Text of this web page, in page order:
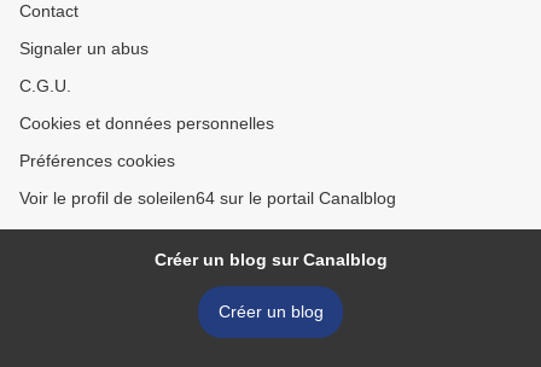
Contact
Signaler un abus
C.G.U.
Cookies et données personnelles
Préférences cookies
Voir le profil de soleilen64 sur le portail Canalblog
Créer un blog sur Canalblog
Créer un blog